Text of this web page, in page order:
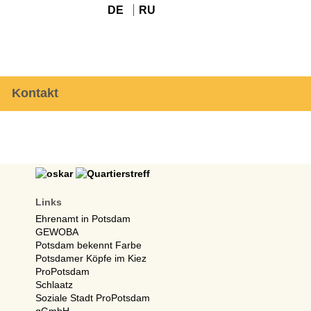
DE RU
Kontakt
Links
Ehrenamt in Potsdam
GEWOBA
Potsdam bekennt Farbe
Potsdamer Köpfe im Kiez
ProPotsdam
Schlaatz
Soziale Stadt ProPotsdam